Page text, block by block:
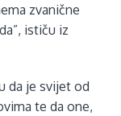
zvanične
ističu iz
da je svijet od
te da one,